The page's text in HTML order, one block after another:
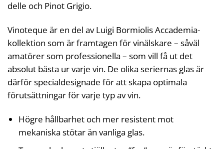
delle och Pinot Grigio.
Vinoteque är en del av Luigi Bormiolis Accademia-
kollektion som är framtagen för vinälskare – såväl
amatörer som professionella – som vill få ut det
absolut bästa ur varje vin. De olika seriernas glas är
därför specialdesignade för att skapa optimala
förutsättningar för varje typ av vin.
Högre hållbarhet och mer resistent mot
mekaniska stötar än vanliga glas.